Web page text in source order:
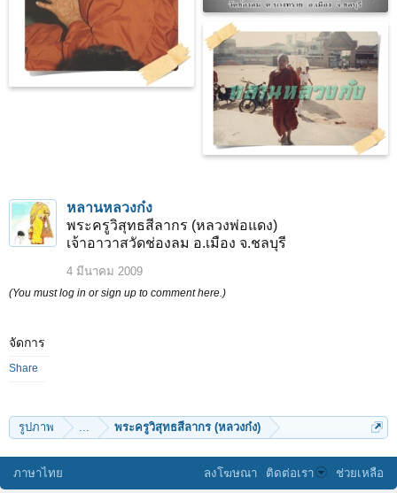
หลานหลวงก๋ง
พระครูวิสุทธสีลากร (หลวงพ่อแดง)
เจ้าอาวาสวัดช่องลม อ.เมือง จ.ชลบุรี
4 มีนาคม 2009
(You must log in or sign up to comment here.)
จัดการ
Share
รูปภาพ ... พระครูวิสุทธสีลากร (หลวงก๋ง)
ภาษาไทย ลงโฆษณา ติดต่อเรา ช่วยเหลือ